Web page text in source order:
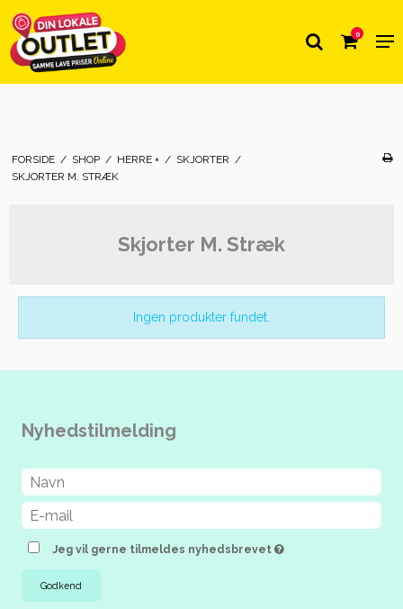
0
FORSIDE / SHOP / HERRE + / SKJORTER /
SKJORTER M. STRÆK
Skjorter M. Stræk
Ingen produkter fundet.
Nyhedstilmelding
Jeg vil gerne tilmeldes nyhedsbrevet
Godkend